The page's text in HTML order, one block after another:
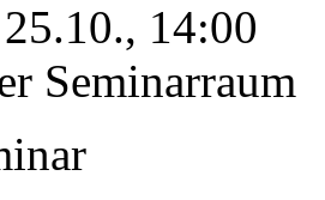
14:00
Seminarraum